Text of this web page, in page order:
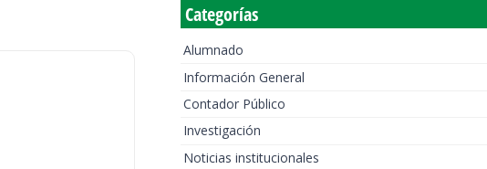
Categorías
Alumnado
Información General
Contador Público
Investigación
Noticias institucionales